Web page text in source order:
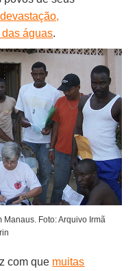
águas.
Foto: Arquivo Irmã
com que muitas